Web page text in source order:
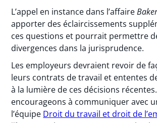
L’appel en instance dans l’affaire
apporter des éclaircissements
ces questions et pourrait permettre
divergences dans la jurisprudence.
Les employeurs devraient revoir de
leurs contrats de travail et ententes
à la lumière de ces décisions
encourageons à communiquer avec
l’équipe Droit du travail et droit de